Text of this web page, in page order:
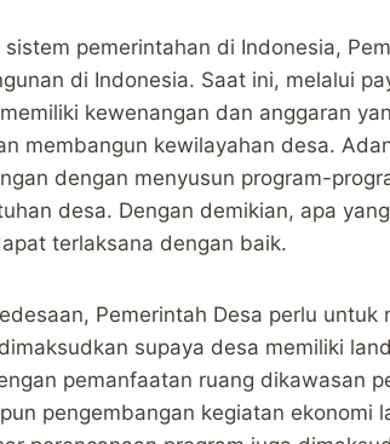
pemerintahan di Indonesia,
di Indonesia. Saat ini, melalui
kewenangan dan anggaran
membangun kewilayahan desa.
dengan menyusun program-
desa. Dengan demikian, apa
terlaksana dengan baik.
Pemerintah Desa perlu untuk
supaya desa memiliki
pemanfaatan ruang dikawasan
pengembangan kegiatan ekonomi